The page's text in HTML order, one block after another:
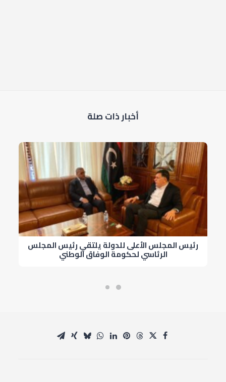
أخبار ذات صلة
رئيس المجلس الأعلى للدولة يلتقي رئيس المجلس
الرئاسي لحكومة الوفاق الوطني